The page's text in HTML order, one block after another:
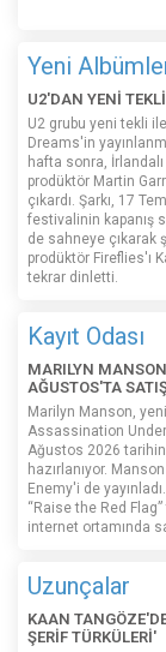
Yeni
U2'DAN YENİ
U2 grubu yeni tekli
Dreams'in
hafta sonra,
prodüktör Martin
çıkardı. Şarkı, 17
festivalinin kapanış
de sahneye çıkarak
prodüktör Fireflies'ı
tekrar dinletti.
Kayıt Odası
MARILYN
AĞUSTOS'TA
Marilyn Manson,
Assassination
Ağustos 2026
hazırlanıyor.
Enemy'i de
“Raise the Red
internet ortamında
Uzunçalar
KAAN
ŞERİF TÜRKÜLERİ'